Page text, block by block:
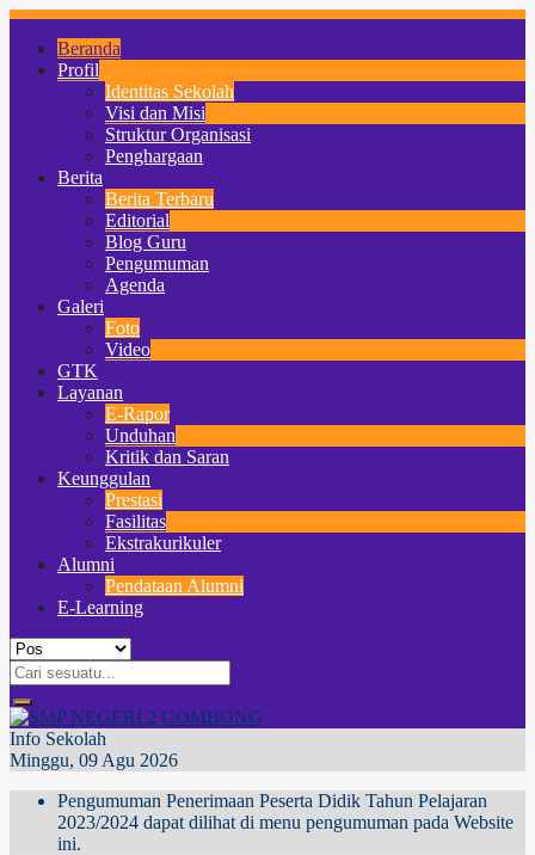
Beranda
Profil
Identitas Sekolah
Visi dan Misi
Struktur Organisasi
Penghargaan
Berita
Berita Terbaru
Editorial
Blog Guru
Pengumuman
Agenda
Galeri
Foto
Video
GTK
Layanan
E-Rapor
Unduhan
Kritik dan Saran
Keunggulan
Prestasi
Fasilitas
Ekstrakurikuler
Alumni
Pendataan Alumni
E-Learning
Info Sekolah
Minggu, 09 Agu 2026
Pengumuman Penerimaan Peserta Didik Tahun Pelajaran
2023/2024 dapat dilihat di menu pengumuman pada Website
ini.